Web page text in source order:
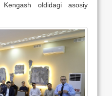
oldidagi asosiy